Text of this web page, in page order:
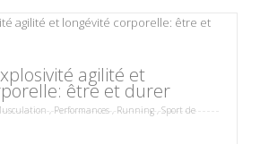
agilité et
être et durer
,Performances,Running,Sport de